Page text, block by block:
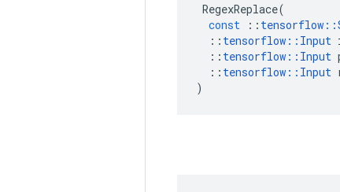
RegexReplace(
const
:: tensorflow ::
:: tensorflow :: Input
:: tensorflow :: Input
:: tensorflow :: Input
)